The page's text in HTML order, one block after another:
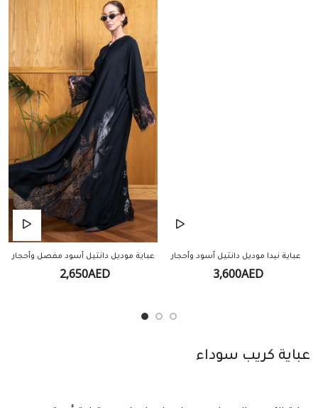
عباية موديل دانتيل أسود مفصل وأحجار
2,650AED
عباية نیدا موديل دانتيل أسود وأحجار
3,600AED
عباية كريب سوداء